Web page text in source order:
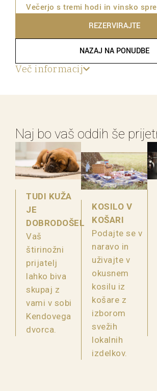
Večerjo s tremi hodi in vinsko
REZERVIRAJTE
NAZAJ NA PONUDBE
Več informacij
Naj bo vaš oddih še
TUDI KUŽA
JE
DOBRODOŠEL
Vaš
štirinožni
prijatelj
lahko biva
skupaj z
vami v sobi
Kendovega
dvorca.
KOSILO V
KOŠARI
Podajte se v
naravo in
uživajte v
okusnem
kosilu iz
košare z
izborom
svežih
lokalnih
izdelkov.